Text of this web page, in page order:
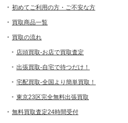
初めてご利用の方・ご不安な方
買取商品一覧
買取の流れ
店頭買取-お店で買取査定
出張買取-自宅で待つだけ！
宅配買取-全国より簡単買取！
東京23区完全無料出張買取
無料買取査定24時間受付